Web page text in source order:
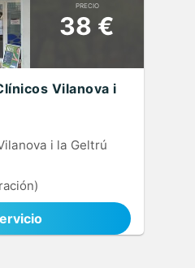
PRECIO
38 €
Vilanova i
i la Geltrú